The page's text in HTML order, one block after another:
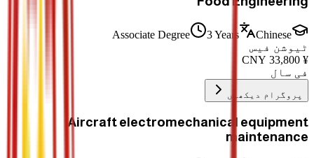
Associate Degree 3 Years
Chinese
ٹیوشن فیس
¥
33,800
فی سال
پروگرام دیکھیں
Aircraft electromechanical equipment
maintenance